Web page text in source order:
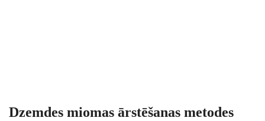
Dzemdes miomas ārstēšanas metodes